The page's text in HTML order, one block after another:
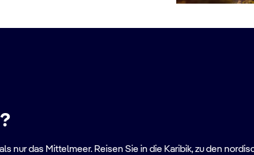
nur das Mittelmeer. Reisen Sie in die Karibik, zu den